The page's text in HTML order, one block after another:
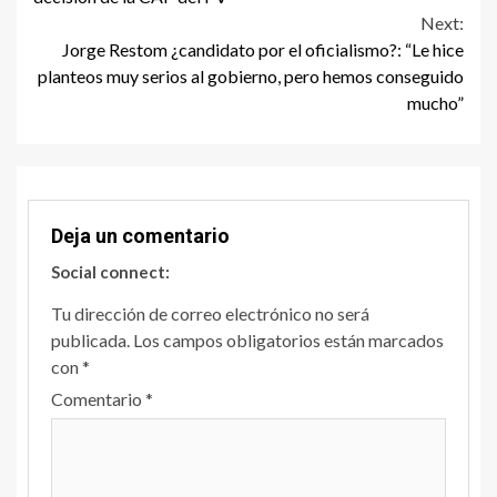
Next:
Jorge Restom ¿candidato por el oficialismo?: “Le hice
planteos muy serios al gobierno, pero hemos conseguido
mucho”
Deja un comentario
Social connect:
Tu dirección de correo electrónico no será
publicada. Los campos obligatorios están marcados
con*
Comentario *